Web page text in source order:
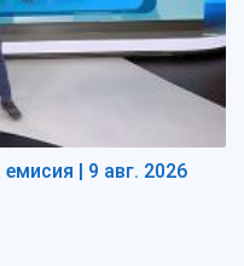
| 9 авг. 2026